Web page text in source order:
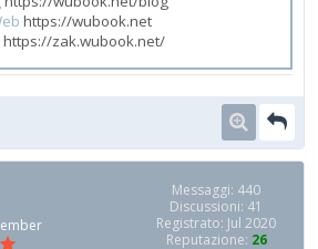
https://wubook.net
https://zak.wubook.net/
Messaggi: 440
Discussioni: 41
Registrato: Jul 2020
Reputazione: 26